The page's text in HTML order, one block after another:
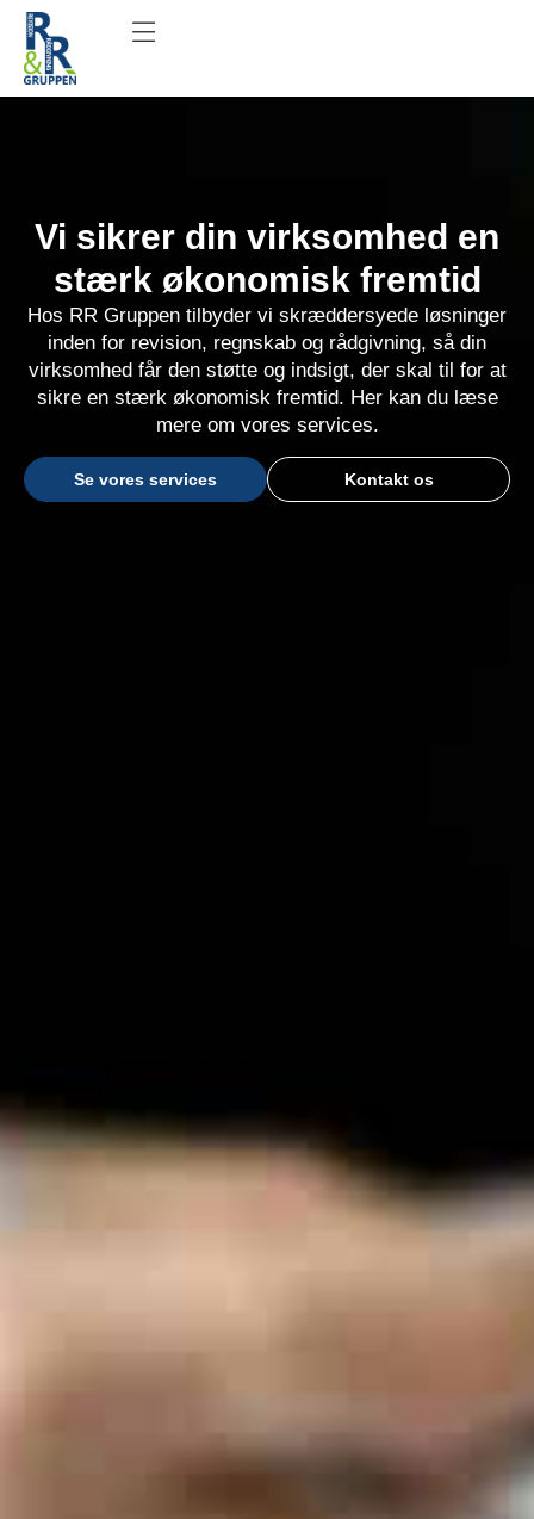
Vi sikrer din virksomhed en
stærk økonomisk fremtid
Hos RR Gruppen tilbyder vi skræddersyede løsninger
inden for revision, regnskab og rådgivning, så din
virksomhed får den støtte og indsigt, der skal til for at
sikre en stærk økonomisk fremtid. Her kan du læse
mere om vores services.
Se vores services Kontakt os